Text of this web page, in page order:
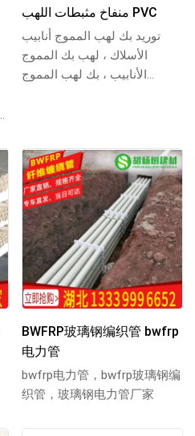
منفاخ مثبطات اللهب PVC
توريد بك لهب المموج أنابيب
الأسلاك ، لهب بك المموج
الأنابيب ، بك لهب المموج
BWFRP玻璃钢编织管 bwfrp
电力管
bwfrp电力管，bwfrp玻璃钢编
织管，玻璃钢电力管厂家